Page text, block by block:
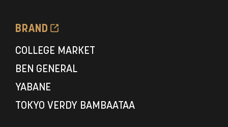
BRAND
COLLEGE MARKET
BEN GENERAL
YABANE
TOKYO VERDY BAMBAATAA